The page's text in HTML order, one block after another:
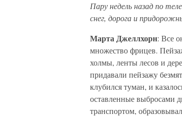
Пару недель назад по
снег, дорога и
Марта Джеллхорн: Все
множество фрицев.
холмы, ленты лесов и
придавали пейзажу
клубился туман, и
оставленные выбросами
транспортом,